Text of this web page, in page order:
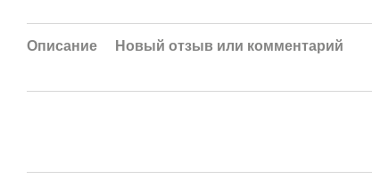
Описание Новый отзыв или комментарий